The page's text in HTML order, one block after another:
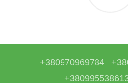
+380970969784